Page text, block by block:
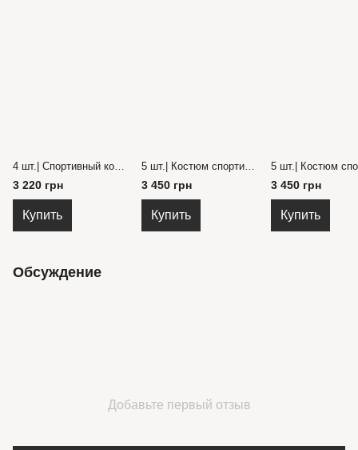
4 шт.| Спортивный костюм двунить Турция с капюшоном и карманом спереди, брюки с накатом надписью 140-176 см.
3 220 грн
Купить
5 шт.| Костюм спортивный, Китай фабричный, батник и спортивные брюки с карманами 90-130 размер.
3 450 грн
Купить
3 450 грн
Купить
Обсуждение
Добавьте первый отзыв